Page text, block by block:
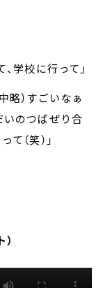
学校に行って」
略）すごいなぁ
のつばぜり合
（笑）」